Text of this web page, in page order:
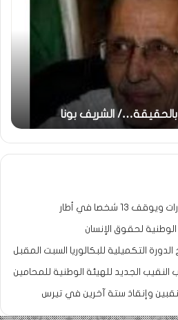
الشريف بونا
شخصا في أطار
لحقوق الإنسان
التكميلية للبكالوريا السبت المقبل
الجديد للهيئة الوطنية للمحامين
وإنقاذ ستة آخرين في تيرس